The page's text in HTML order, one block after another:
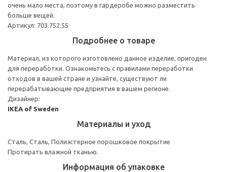
очень мало места, поэтому в гардеробе можно разместить
больше вещей.
Артикул: 703.752.55
Подробнее о товаре
Материал, из которого изготовлено данное изделие, пригоден
для переработки. Ознакомьтесь с правилами переработки
отходов в вашей стране и узнайте, существуют ли
перерабатывающие предприятия в вашем регионе.
Дизайнер:
IKEA of Sweden
Материалы и уход
Сталь, Сталь, Полиэстерное порошковое покрытие
Протирать влажной тканью.
Информация об упаковке